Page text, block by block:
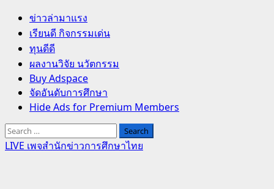
Primary
Menu
ข่าวล่ามาแรง
เรียนดี กิจกรรมเด่น
ทุนดีดี
ผลงานวิจัย นวัตกรรม
Buy Adspace
จัดอันดับการศึกษา
Hide Ads for Premium Members
Search
for:
LIVE เพจสำนักข่าวการศึกษาไทย